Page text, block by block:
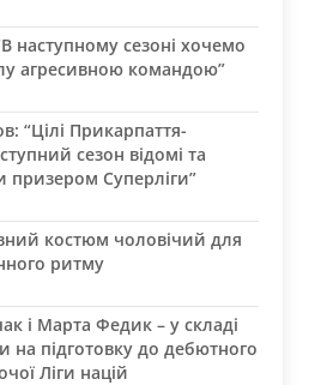
наступному сезоні хочемо
агресивною командою”
“Цілі Прикарпаття-
сезон відомі та
призером Суперліги”
костюм чоловічий для
ритму
і Марта Федик – у складі
на підготовку до дебютного
Ліги націй